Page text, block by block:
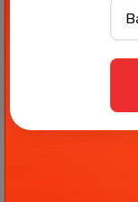
She is
She is
I am
He is